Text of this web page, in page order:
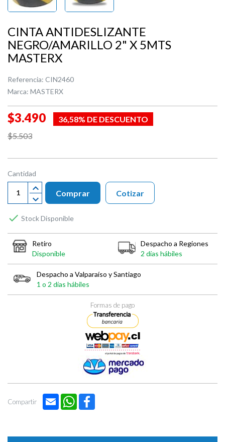
CINTA ANTIDESLIZANTE
NEGRO/AMARILLO 2" X 5MTS
MASTERX
Referencia: CIN2460
Marca: MASTERX
$3.490
36,58% DE DESCUENTO
$5.503
Cantidad
Comprar
 Stock Disponible
Cotizar
Retiro
Disponible
Despacho a Regiones
2 días hábiles
Despacho a Valparaíso y Santiago
1 o 2 días hábiles
Formas de pago
Compartir Email WhatsApp